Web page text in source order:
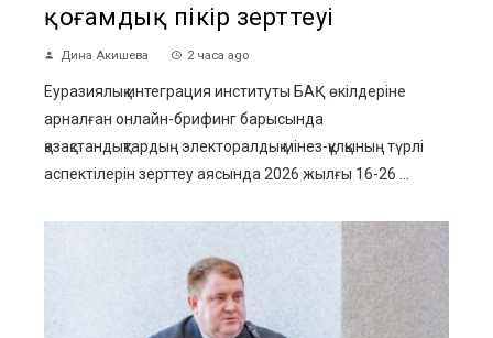
қоғамдық пікір зерттеуі
Дина Акишева 2 часа ago
Еуразиялық интеграция институты БАҚ өкілдеріне
арналған онлайн-брифинг барысында
қазақстандықтардың электоралдық мінез-құлқының түрлі
аспектілерін зерттеу аясында 2026 жылғы 16-26 ...